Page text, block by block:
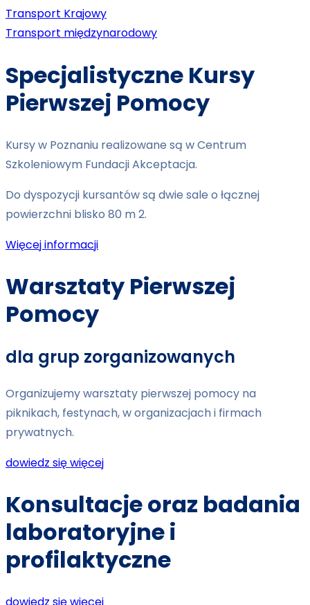
Transport Krajowy
Transport międzynarodowy
Specjalistyczne Kursy
Pierwszej Pomocy
Kursy w Poznaniu realizowane są w Centrum
Szkoleniowym Fundacji Akceptacja.
Do dyspozycji kursantów są dwie sale o łącznej
powierzchni blisko 80 m 2.
Więcej informacji
Warsztaty Pierwszej
Pomocy
dla grup zorganizowanych
Organizujemy warsztaty pierwszej pomocy na
piknikach, festynach, w organizacjach i firmach
prywatnych.
dowiedz się więcej
Konsultacje oraz badania
laboratoryjne i
profilaktyczne
dowiedz się więcej